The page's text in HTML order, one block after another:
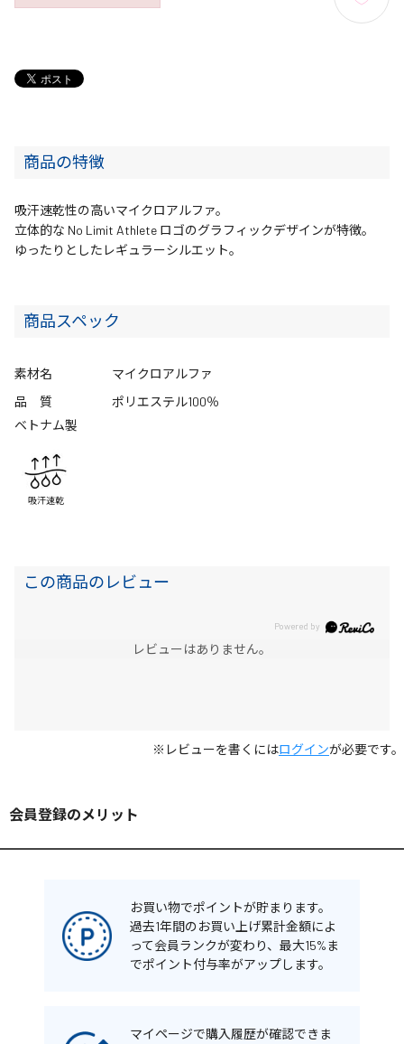
商品の特徴
吸汗速乾性の高いマイクロアルファ。
立体的な No Limit Athlete ロゴのグラフィックデザインが特徴。
ゆったりとしたレギュラーシルエット。
商品スペック
素材名
マイクロアルファ
品 質
ポリエステル100％
ベトナム製
吸汗速乾
この商品のレビュー
レビューはありません。
※レビューを書くにはログインが必要です。
会員登録のメリット
お買い物でポイントが貯まります。
過去1年間のお買い上げ累計金額によ
って会員ランクが変わり、最大15%ま
でポイント付与率がアップします。
マイページで購入履歴が確認できま